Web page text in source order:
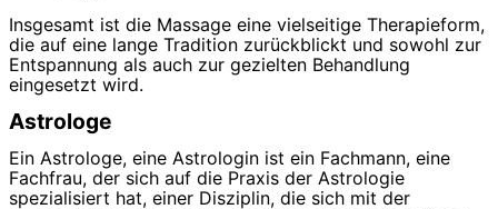
Insgesamt ist die Massage eine vielseitige Therapieform,
die auf eine lange Tradition zurückblickt und sowohl zur
Entspannung als auch zur gezielten Behandlung
eingesetzt wird.
Astrologe
Ein Astrologe, eine Astrologin ist ein Fachmann, eine
Fachfrau, der sich auf die Praxis der Astrologie
spezialisiert hat, einer Disziplin, die sich mit der